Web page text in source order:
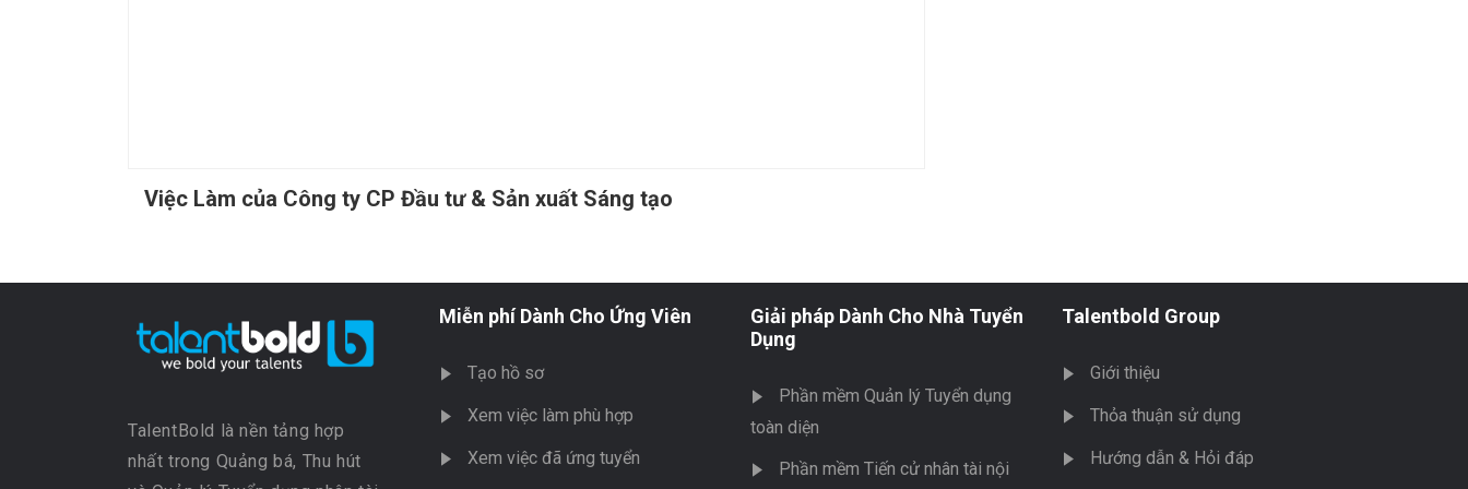
Việc Làm của Công ty CP Đầu tư & Sản xuất Sáng tạo
TalentBold là nền tảng hợp
nhất trong Quảng bá, Thu hút
Miễn phí Dành Cho Ứng Viên
Tạo hồ sơ
Xem việc làm phù hợp
Xem việc đã ứng tuyển
Giải pháp Dành Cho Nhà Tuyển
Dụng
Phần mềm Quản lý Tuyển dụng
toàn diện
Phần mềm Tiến cử nhân tài nội
Talentbold Group
Giới thiệu
Thỏa thuận sử dụng
Hướng dẫn & Hỏi đáp